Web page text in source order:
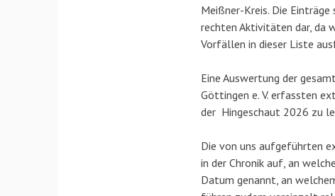
Meißner-Kreis. Die
rechten Aktivitäten dar, da
Vorfällen in dieser Liste
Eine Auswertung der
Göttingen e. V. erfassten
der Hingeschaut 2026 zu
Die von uns aufgeführten
in der Chronik auf, an
Datum genannt, an